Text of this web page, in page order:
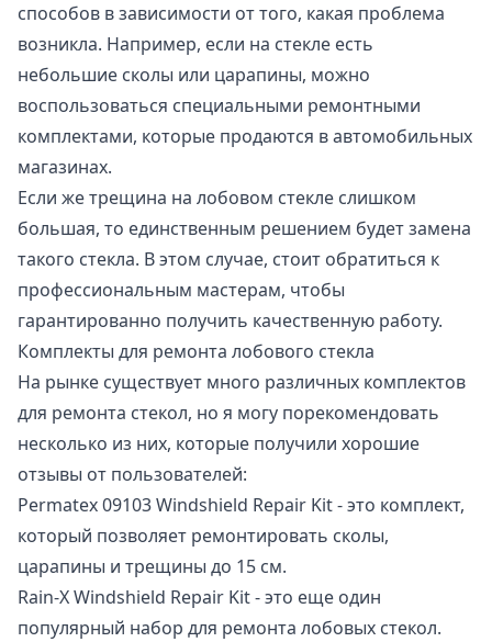
способов в зависимости от того, какая проблема
возникла. Например, если на стекле есть
небольшие сколы или царапины, можно
воспользоваться специальными ремонтными
комплектами, которые продаются в автомобильных
магазинах.
Если же трещина на лобовом стекле слишком
большая, то единственным решением будет замена
такого стекла. В этом случае, стоит обратиться к
профессиональным мастерам, чтобы
гарантированно получить качественную работу.
Комплекты для ремонта лобового стекла
На рынке существует много различных комплектов
для ремонта стекол, но я могу порекомендовать
несколько из них, которые получили хорошие
отзывы от пользователей:
Permatex 09103 Windshield Repair Kit - это комплект,
который позволяет ремонтировать сколы,
царапины и трещины до 15 см.
Rain-X Windshield Repair Kit - это еще один
популярный набор для ремонта лобовых стекол.